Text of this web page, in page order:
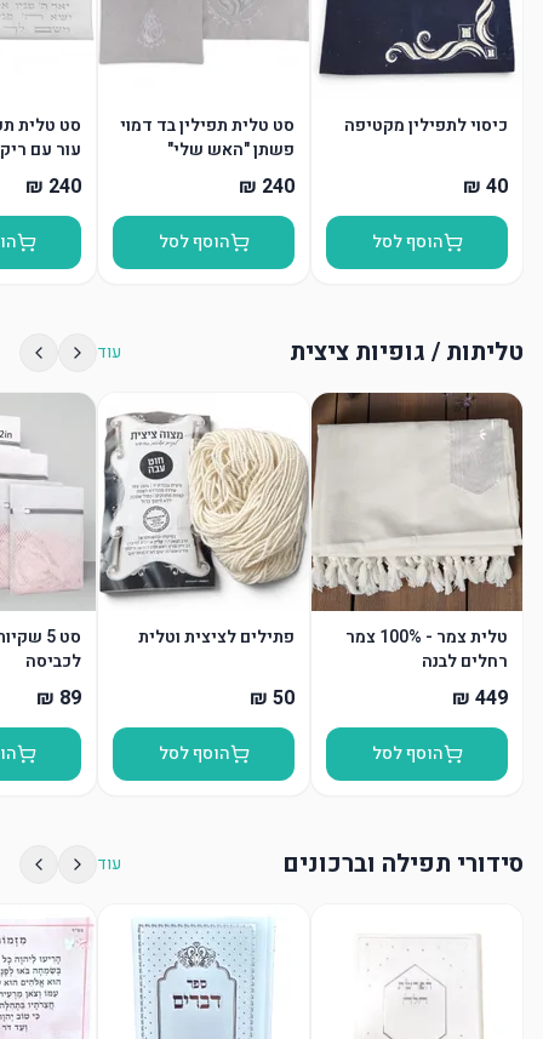
כיסוי לתפילין מקטיפה
הוסף לסל
סט טלית תפילין בד דמוי
פשתן "האש שלי"
הוסף לסל
סט טלית
עור עם
טליתות / גופיות ציצית עוד
טלית צמר - 100% צמר
רחלים לבנה
הוסף לסל
פתילים לציצית וטלית
הוסף לסל
סט 5
לכביסה
סידורי תפילה וברכונים עוד